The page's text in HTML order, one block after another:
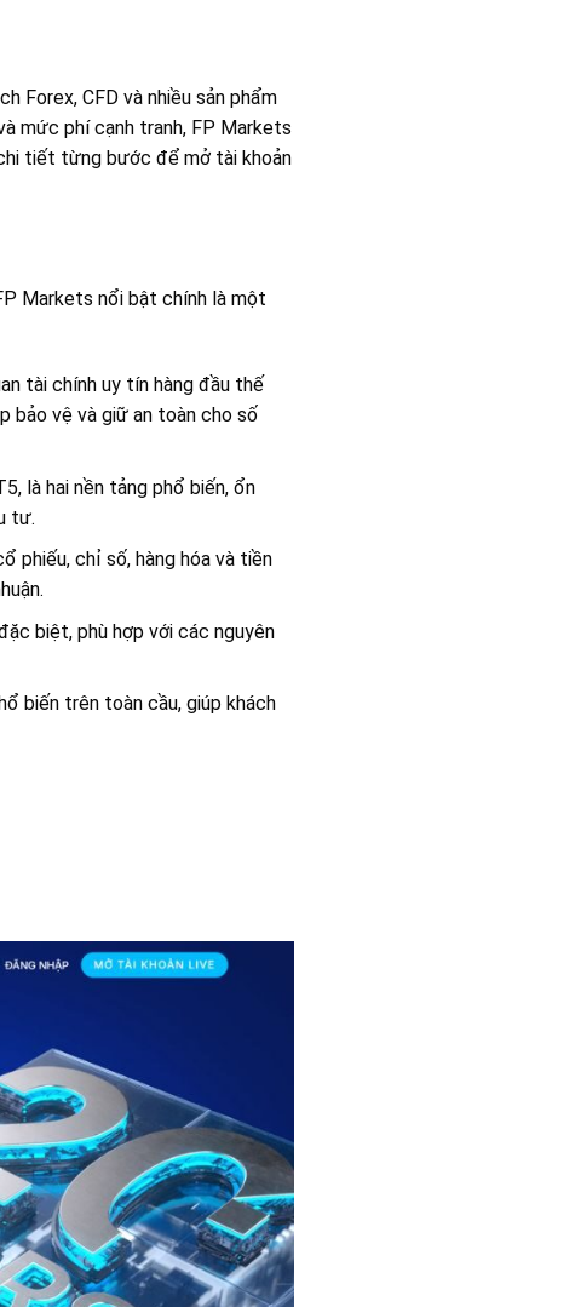
Forex, CFD và nhiều sản phẩm
mức phí cạnh tranh, FP Markets
tiết từng bước để mở tài khoản
Markets nổi bật chính là một
tài chính uy tín hàng đầu thế
bảo vệ và giữ an toàn cho số
là hai nền tảng phổ biến, ổn
tư.
phiếu, chỉ số, hàng hóa và tiền
biệt, phù hợp với các nguyên
biến trên toàn cầu, giúp khách